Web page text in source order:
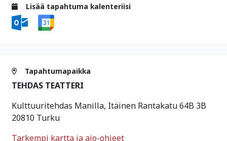
Lisää tapahtuma kalenteriisi
Tapahtumapaikka
TEHDAS TEATTERI
Kulttuuritehdas Manilla, Itäinen Rantakatu 64B 3B
20810 Turku
Tarkempi kartta ja ajo-ohjeet